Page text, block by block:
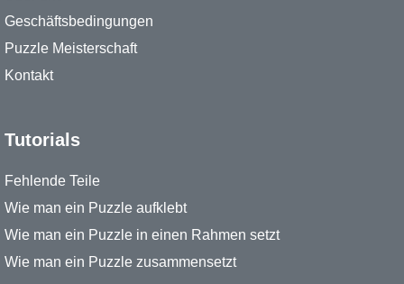
Geschäftsbedingungen
Puzzle Meisterschaft
Kontakt
Tutorials
Fehlende Teile
Wie man ein Puzzle aufklebt
Wie man ein Puzzle in einen Rahmen setzt
Wie man ein Puzzle zusammensetzt